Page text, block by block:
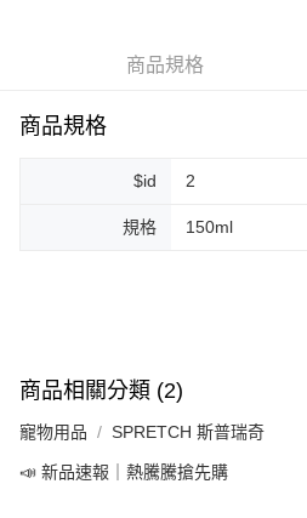
悠遊付
全家純取貨 (先付款
每筆NT$80，滿NT$999(含以上)免運費
7-11取貨付款
商品規格
商品規格
$id 2
規格 150ml
商品相關分類 (2)
寵物用品 SPRETCH 斯普瑞奇
📣 新品速報｜熱騰騰搶先購